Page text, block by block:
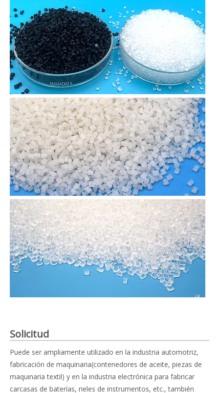
Solicitud
Puede ser ampliamente utilizado en la industria automotriz,
fabricación de maquinaria(contenedores de aceite, piezas de
maquinaria textil) y en la industria electrónica para fabricar
carcasas de baterías, rieles de instrumentos, etc., también